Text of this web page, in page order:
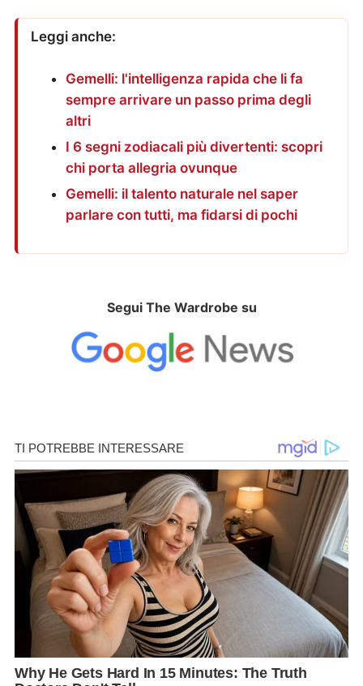
Leggi anche:
Gemelli: l'intelligenza rapida che li fa
sempre arrivare un passo prima degli
altri
I 6 segni zodiacali più divertenti: scopri
chi porta allegria ovunque
Gemelli: il talento naturale nel saper
parlare con tutti, ma fidarsi di pochi
Segui The Wardrobe su